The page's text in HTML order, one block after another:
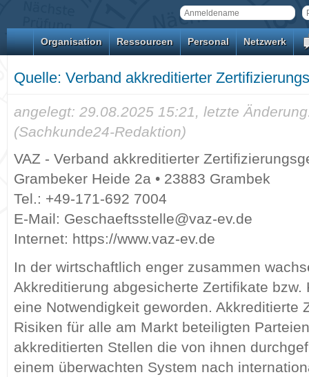
Organisation Ressourcen Personal Netzwerk
Quelle: Verband akkreditierter
angelegt: 29.08.2025 15:21, letzte
(Sachkunde24-Redaktion)
VAZ - Verband akkreditierter
Grambeker Heide 2a • 23883 Grambek
Tel.: +49-171-692 7004
E-Mail: Geschaeftsstelle@vaz-ev.de
Internet: https://www.vaz-ev.de
In der wirtschaftlich enger zusammen
Akkreditierung abgesicherte Zertifikate bzw.
eine Notwendigkeit geworden. Akkreditierte
Risiken für alle am Markt beteiligten
akkreditierten Stellen die von ihnen
einem überwachten System nach